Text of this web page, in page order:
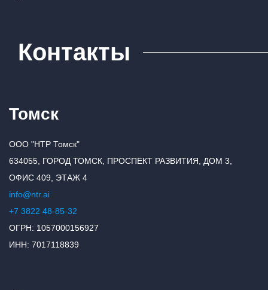
Контакты
Томск
ООО "НТР Томск"
634055, ГОРОД ТОМСК, ПРОСПЕКТ РАЗВИТИЯ, ДОМ 3,
ОФИС 409, ЭТАЖ 4
info@ntr.ai
+7 3822 48-85-32
ОГРН: 1057000156927
ИНН: 7017118839